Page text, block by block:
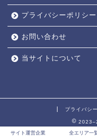
プライバシーポリシ
お問い合わせ
当サイトについて
プライバシ
サイト運営企業 全エリア一